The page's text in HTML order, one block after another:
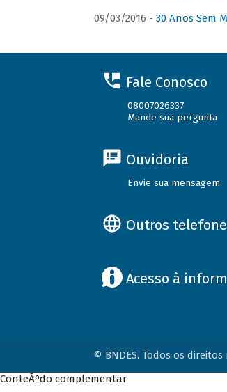
09/03/2016 - 30 Anos Sem
Fale Conosco
08007026337
Mande sua pergunta
Ouvidoria
Envie sua mensagem
Outros
Acesso à
© BNDES. Todos os direitos
ConteÃºdo complementar